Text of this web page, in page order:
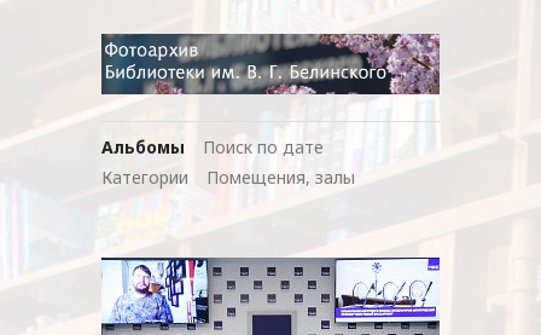
Альбомы
Поиск по дате
Категории
Помещения, залы